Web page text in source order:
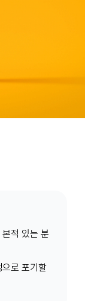
적 있는 분
으로 포기할